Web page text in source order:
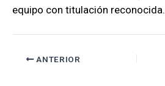
equipo con titulación reconocida.
ANTERIOR